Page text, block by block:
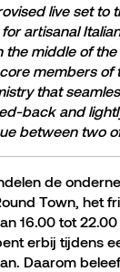
live set to
for artisanal
middle of
members of
that
back and
between two
de
Town, het
16.00 tot
erbij tijdens
Daarom